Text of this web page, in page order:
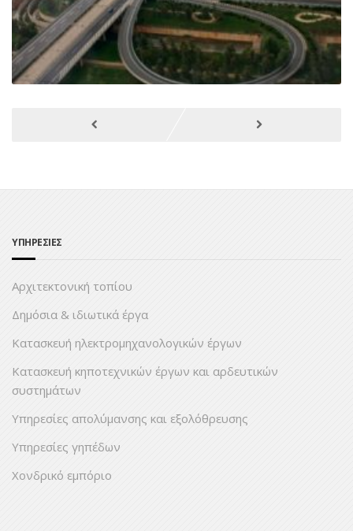
ΥΠΗΡΕΣΙΕΣ
Αρχιτεκτονική τοπίου
Δημόσια & ιδιωτικά έργα
Κατασκευή ηλεκτρομηχανολογικών έργων
Κατασκευή κηποτεχνικών έργων και αρδευτικών
συστημάτων
Υπηρεσίες απολύμανσης και εξολόθρευσης
Υπηρεσίες γηπέδων
Χονδρικό εμπόριο